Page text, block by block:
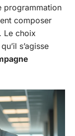
programmation
composer
Le choix
s’agisse